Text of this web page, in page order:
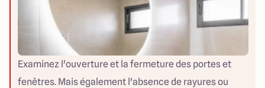
Examinez l'ouverture et la fermeture des portes et
fenêtres. Mais également l'absence de rayures ou